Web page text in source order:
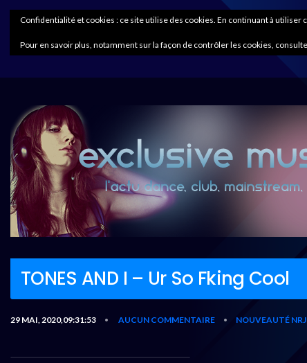
TONES AND I – Ur So Fking Cool
29 MAI, 2020,09:31:53 • AUCUN COMMENTAIRE • NOUVEAUTÉ
Confidentialité et cookies : ce site utilise des cookies. En continuant à utiliser
Pour en savoir plus, notamment sur la façon de contrôler les cookies,